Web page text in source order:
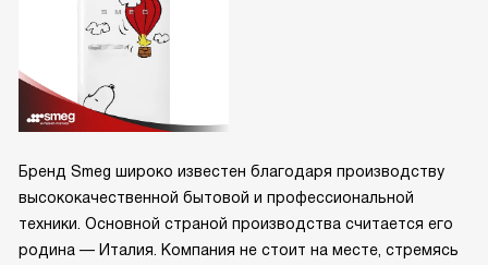
Бренд Smeg широко известен благодаря производству
высококачественной бытовой и профессиональной
техники. Основной страной производства считается его
родина — Италия. Компания не стоит на месте, стремясь